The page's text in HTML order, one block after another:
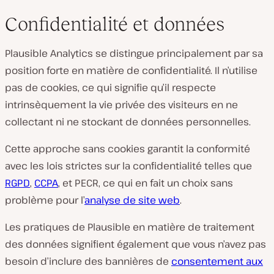
Confidentialité et données
Plausible Analytics se distingue principalement par sa
position forte en matière de confidentialité. Il n’utilise
pas de cookies, ce qui signifie qu’il respecte
intrinsèquement la vie privée des visiteurs en ne
collectant ni ne stockant de données personnelles.
Cette approche sans cookies garantit la conformité
avec les lois strictes sur la confidentialité telles que
RGPD, CCPA, et PECR, ce qui en fait un choix sans
problème pour l’analyse de site web.
Les pratiques de Plausible en matière de traitement
des données signifient également que vous n’avez pas
besoin d’inclure des bannières de consentement aux